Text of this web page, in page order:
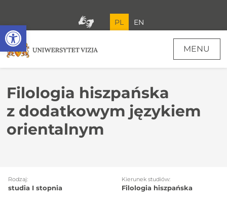
Open toolbar PL EN
MENU
Filologia hiszpańska
z dodatkowym językiem
orientalnym
Rodzaj:
studia I stopnia
Kierunek studiów:
Filologia hiszpańska